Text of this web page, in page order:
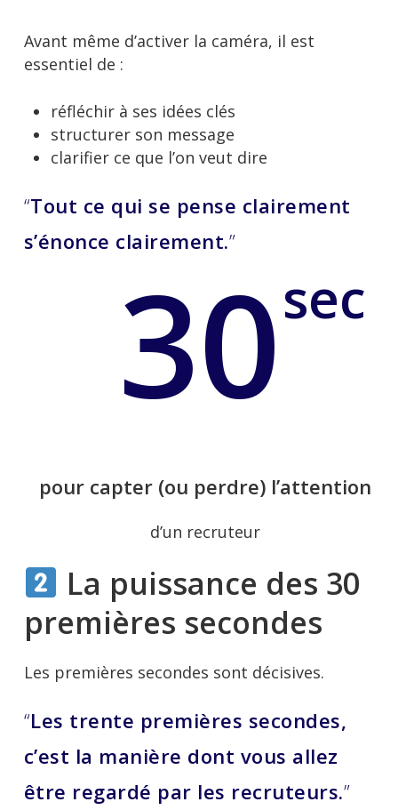
Avant même d’activer la caméra, il est
essentiel de :
réfléchir à ses idées clés
structurer son message
clarifier ce que l’on veut dire
“Tout ce qui se pense clairement
s’énonce clairement.”
30sec
pour capter (ou perdre) l’attention
d’un recruteur
La puissance des 30
premières secondes
Les premières secondes sont décisives.
“Les trente premières secondes,
c’est la manière dont vous allez
être regardé par les recruteurs.”